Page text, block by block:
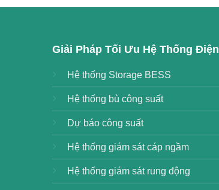
Giải Pháp Tối Ưu Hệ Thống Điện
Hệ thống Storage BESS
Hệ thống bù công suất
Dự báo công suất
Hệ thống giám sát cáp ngầm
Hệ thống giám sát rung động